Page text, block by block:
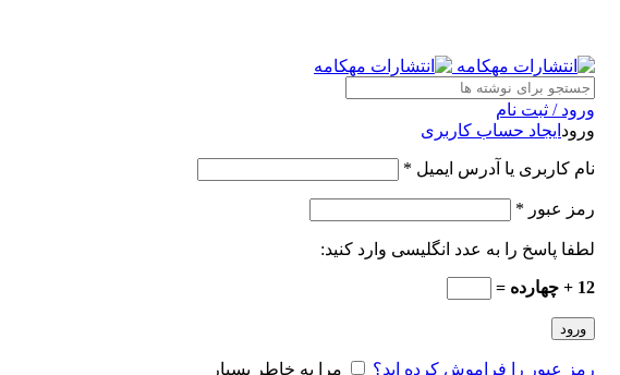
ورود / ثبت نام
ورود ایجاد حساب کاربری
نام کاربری یا آدرس ایمیل *
رمز عبور *
لطفا پاسخ را به عدد انگلیسی وارد کنید:
12 + چهارده =
ورود
رمز عبور را فراموش کرده اید؟ مرا به خاطر بسپار